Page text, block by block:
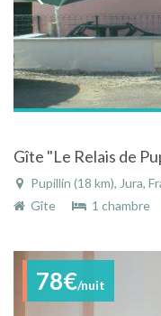
Pupillin (18 km), Jura,
Gîte
1 chambre
78€/nuit